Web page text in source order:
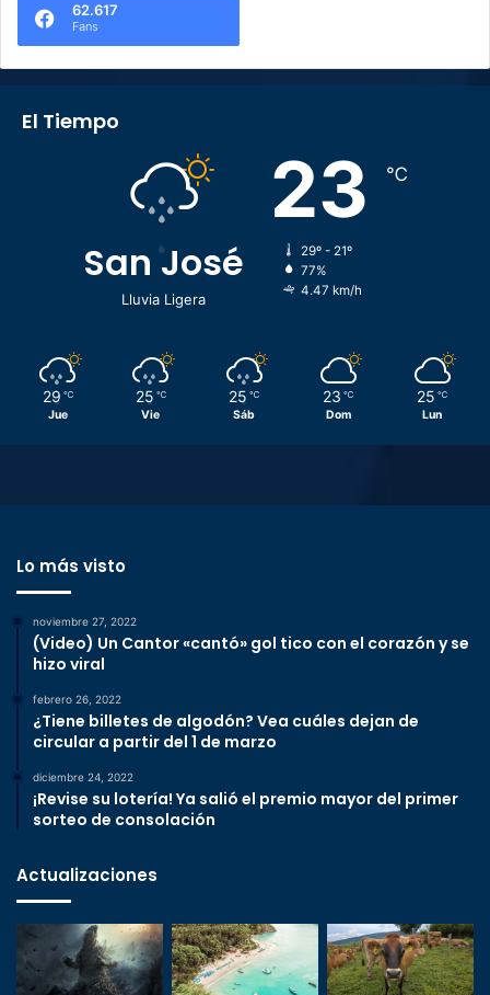
62.617
Fans
El Tiempo
San José
Lluvia Ligera
23 ℃
29º - 21º
77%
4.47 km/h
29 ℃
Jue
25 ℃
Vie
25 ℃
Sáb
23 ℃
Dom
25 ℃
Lun
Lo más visto
noviembre 27, 2022
(Video) Un Cantor «cantó» gol tico con el corazón y se
hizo viral
febrero 26, 2022
¿Tiene billetes de algodón? Vea cuáles dejan de
circular a partir del 1 de marzo
diciembre 24, 2022
¡Revise su lotería! Ya salió el premio mayor del primer
sorteo de consolación
Actualizaciones